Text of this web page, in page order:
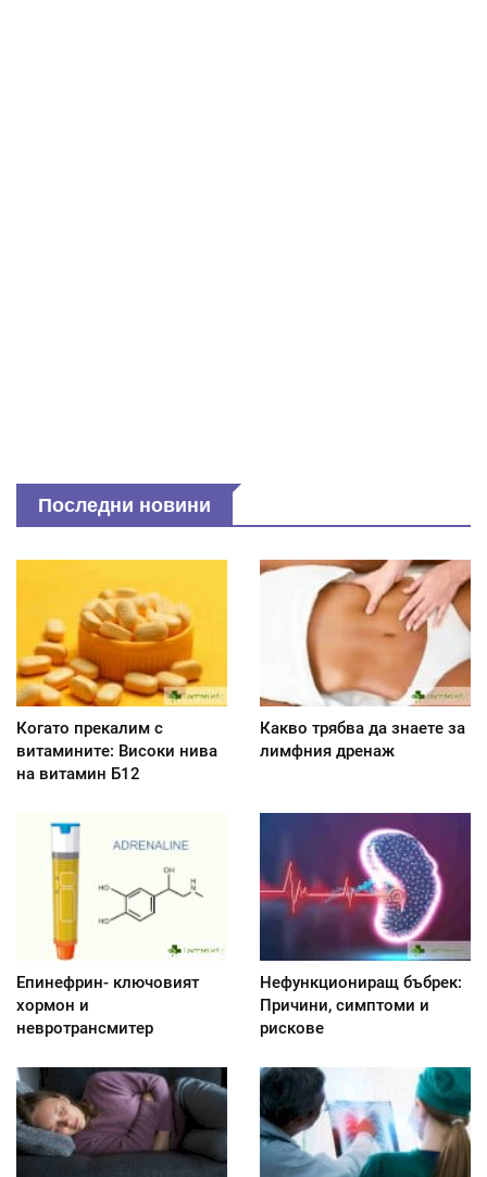
Последни новини
Когато прекалим с
витамините: Високи нива
на витамин Б12
Какво трябва да знаете за
лимфния дренаж
Епинефрин- ключовият
хормон и
невротрансмитер
Нефункциониращ бъбрек:
Причини, симптоми и
рискове